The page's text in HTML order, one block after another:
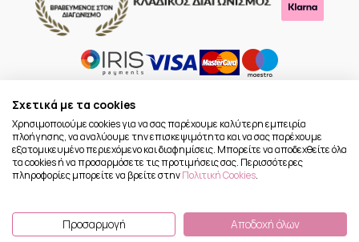
Σχετικά με τα cookies
Χρησιμοποιούμε cookies για να σας παρέχουμε καλύτερη εμπειρία
πλοήγησης, να αναλύουμε την επισκεψιμότητα και να σας παρέχουμε
εξατομικευμένο περιεχόμενο και διαφημίσεις. Μπορείτε να αποδεχθείτε όλα
τα cookies ή να προσαρμόσετε τις προτιμήσεις σας. Περισσότερες
πληροφορίες μπορείτε να βρείτε στηνΠολιτική Cookies.
Προσαρμογή Αποδοχή όλων